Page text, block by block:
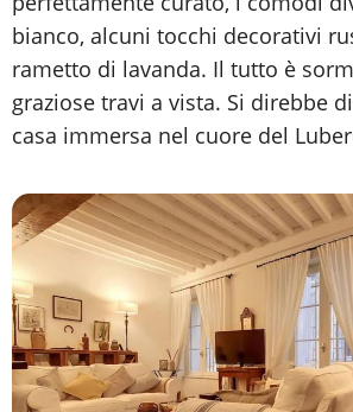
bianco, alcuni tocchi decorativi
rametto di lavanda. Il tutto è
graziose travi a vista. Si direbbe
casa immersa nel cuore del